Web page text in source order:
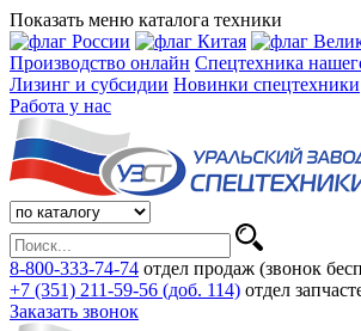
Показать меню каталога техники
Производство онлайн Спецтехника
Лизинг и субсидии Новинки спецтехники
Работа у нас
8-800-333-74-74 отдел продаж (звонок
+7 (351) 211-59-56 (доб. 114) отдел
Заказать звонок